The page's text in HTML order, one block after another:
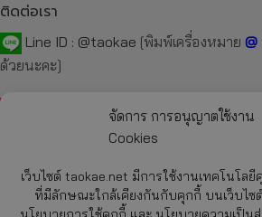
จัดการ การอนุญาตใช้งาน
Cookies
เว็บไซต์ taokae.net มีการใช้งานเทคโนโล
ที่มีลักษณะใกล้เคียงกันกับคุกกี้ บนเว็บไซ
ติดต่อเรา
Line ID : @taokae [พิมพ์เครื่องหมาย @
ด้วยนะคะ]
092-872-7229 099-131-3129
taokae.net@gmail.com
Fax : 02-054-4244